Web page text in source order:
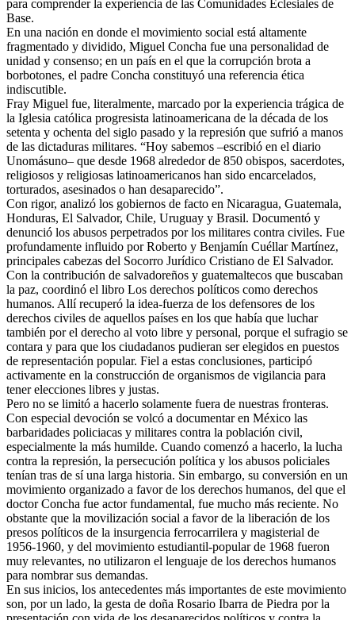
para comprender la experiencia de las Comunidades Eclesiales de
Base.
En una nación en donde el movimiento social está altamente
fragmentado y dividido, Miguel Concha fue una personalidad de
unidad y consenso; en un país en el que la corrupción brota a
borbotones, el padre Concha constituyó una referencia ética
indiscutible.
Fray Miguel fue, literalmente, marcado por la experiencia trágica de
la Iglesia católica progresista latinoamericana de la década de los
setenta y ochenta del siglo pasado y la represión que sufrió a manos
de las dictaduras militares. “Hoy sabemos –escribió en el diario
Unomásuno– que desde 1968 alrededor de 850 obispos, sacerdotes,
religiosos y religiosas latinoamericanos han sido encarcelados,
torturados, asesinados o han desaparecido”.
Con rigor, analizó los gobiernos de facto en Nicaragua, Guatemala,
Honduras, El Salvador, Chile, Uruguay y Brasil. Documentó y
denunció los abusos perpetrados por los militares contra civiles. Fue
profundamente influido por Roberto y Benjamín Cuéllar Martínez,
principales cabezas del Socorro Jurídico Cristiano de El Salvador.
Con la contribución de salvadoreños y guatemaltecos que buscaban
la paz, coordinó el libro Los derechos políticos como derechos
humanos. Allí recuperó la idea-fuerza de los defensores de los
derechos civiles de aquellos países en los que había que luchar
también por el derecho al voto libre y personal, porque el sufragio se
contara y para que los ciudadanos pudieran ser elegidos en puestos
de representación popular. Fiel a estas conclusiones, participó
activamente en la construcción de organismos de vigilancia para
tener elecciones libres y justas.
Pero no se limitó a hacerlo solamente fuera de nuestras fronteras.
Con especial devoción se volcó a documentar en México las
barbaridades policiacas y militares contra la población civil,
especialmente la más humilde. Cuando comenzó a hacerlo, la lucha
contra la represión, la persecución política y los abusos policiales
tenían tras de sí una larga historia. Sin embargo, su conversión en un
movimiento organizado a favor de los derechos humanos, del que el
doctor Concha fue actor fundamental, fue mucho más reciente. No
obstante que la movilización social a favor de la liberación de los
presos políticos de la insurgencia ferrocarrilera y magisterial de
1956-1960, y del movimiento estudiantil-popular de 1968 fueron
muy relevantes, no utilizaron el lenguaje de los derechos humanos
para nombrar sus demandas.
En sus inicios, los antecedentes más importantes de este movimiento
son, por un lado, la gesta de doña Rosario Ibarra de Piedra por la